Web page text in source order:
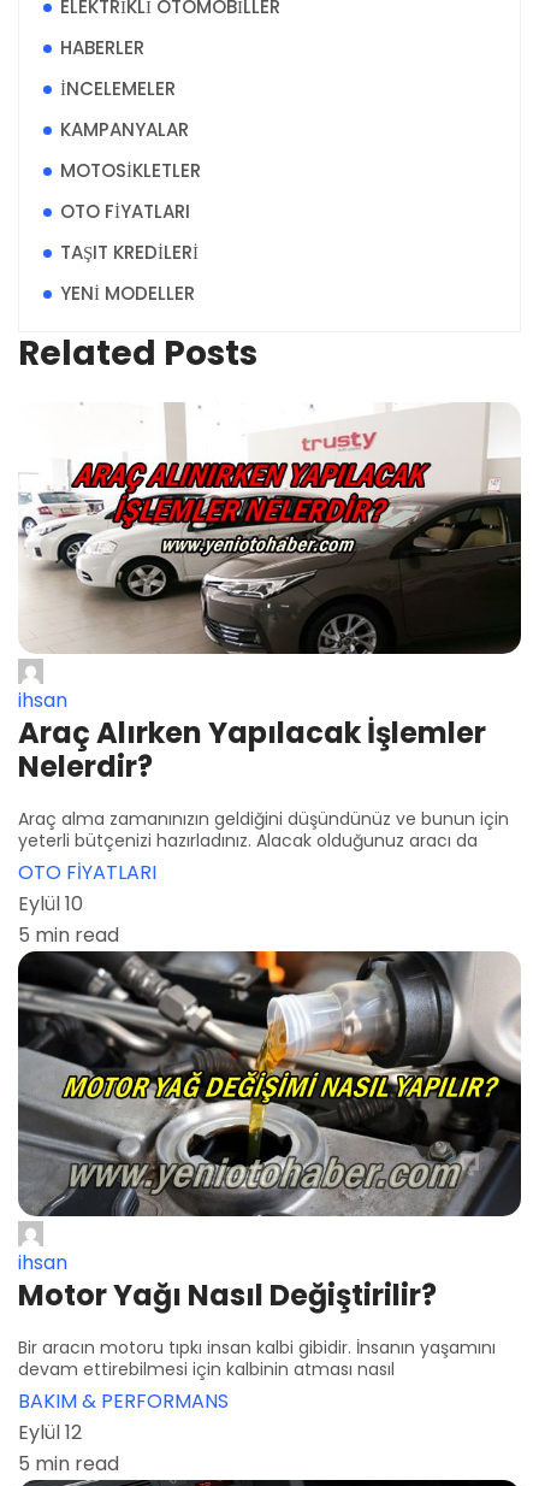
ELEKTRİKLİ OTOMOBİLLER
HABERLER
İNCELEMELER
KAMPANYALAR
MOTOSİKLETLER
OTO FİYATLARI
TAŞIT KREDİLERİ
YENİ MODELLER
Related Posts
ihsan
Araç Alırken Yapılacak İşlemler
Nelerdir?
Araç alma zamanınızın geldiğini düşündünüz ve bunun için
yeterli bütçenizi hazırladınız. Alacak olduğunuz aracı da
OTO FİYATLARI
Eylül 10
5 min read
ihsan
Motor Yağı Nasıl Değiştirilir?
Bir aracın motoru tıpkı insan kalbi gibidir. İnsanın yaşamını
devam ettirebilmesi için kalbinin atması nasıl
BAKIM & PERFORMANS
Eylül 12
5 min read